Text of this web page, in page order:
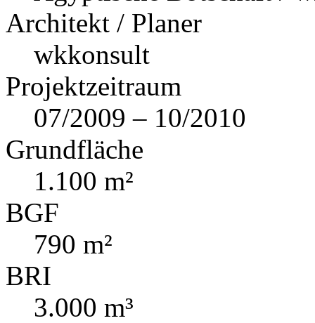
Architekt / Planer
wkkonsult
Projektzeitraum
07/2009 – 10/2010
Grundfläche
1.100 m²
BGF
790 m²
BRI
3.000 m³